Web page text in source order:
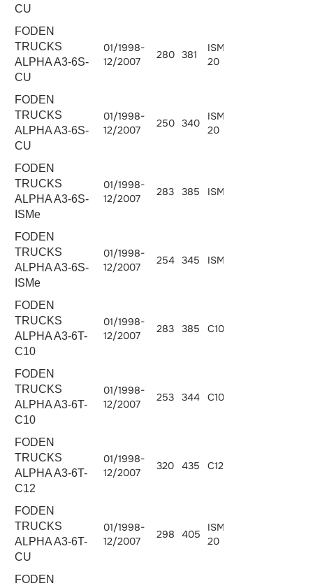
CU
FODEN
TRUCKS
ALPHA A3-6S-
CU
01/1998-
12/2007
280 381
ISM380E-
20
FODEN
TRUCKS
ALPHA A3-6S-
CU
01/1998-
12/2007
250 340
ISM340E-
20
FODEN
TRUCKS
ALPHA A3-6S-
ISMe
01/1998-
12/2007
283 385 ISMe 385
FODEN
TRUCKS
ALPHA A3-6S-
ISMe
01/1998-
12/2007
254 345 ISMe 345
FODEN
TRUCKS
ALPHA A3-6T-
C10
01/1998-
12/2007
283 385 C10.380
FODEN
TRUCKS
ALPHA A3-6T-
C10
01/1998-
12/2007
253 344 C10.340
FODEN
TRUCKS
ALPHA A3-6T-
C12
01/1998-
12/2007
320 435 C12.430
FODEN
TRUCKS
ALPHA A3-6T-
CU
01/1998-
12/2007
298 405
ISM405E-
20
FODEN